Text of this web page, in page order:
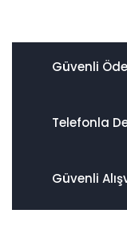
Güvenli
Telefonla
Güvenli